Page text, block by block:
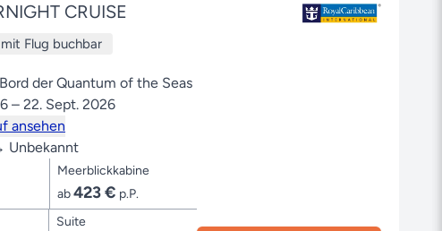
CRUISE
Flug buchbar
der Quantum of the Seas
– 22. Sept. 2026
ansehen
Unbekannt
Meerblickkabine
ab423 € p.P.
Suite